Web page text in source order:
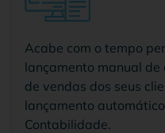
Acabe com o tempo
lançamento manual de
de vendas dos seus
lançamento
Contabilidade.